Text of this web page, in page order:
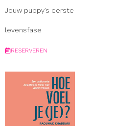
Jouw puppy’s eerste
levensfase
RESERVEREN